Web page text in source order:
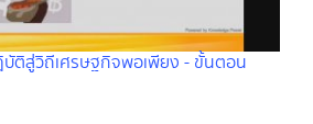
ติสู่วิถีเศรษฐกิจพอเพียง - ขั้นตอน